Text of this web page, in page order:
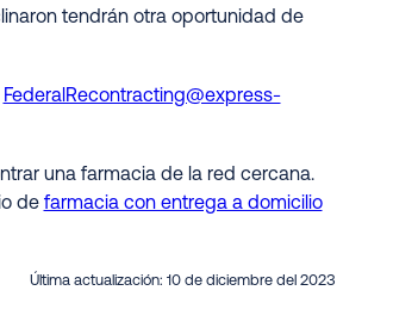
tendrán otra oportunidad de
FederalRecontracting@express-
una farmacia de la red cercana.
de farmacia con entrega a domicilio
Última actualización: 10 de diciembre del 2023